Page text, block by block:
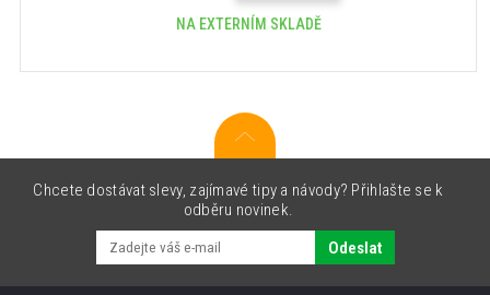
NA EXTERNÍM SKLADĚ
Chcete dostávat slevy, zajímavé tipy a návody? Přihlašte se k
odběru novinek.
Odeslat